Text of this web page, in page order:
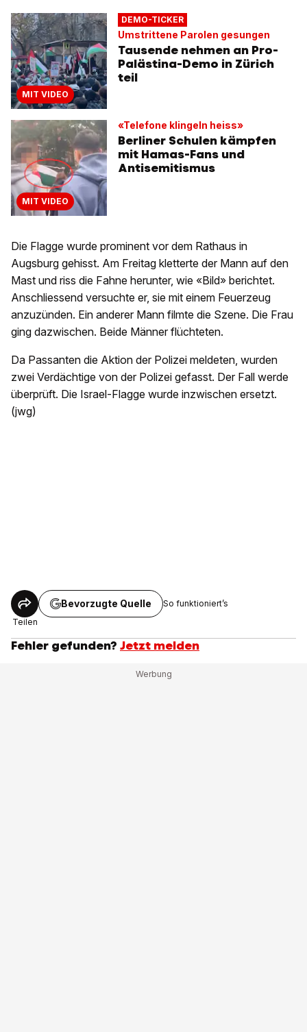
MIT VIDEO
DEMO-TICKER
Umstrittene Parolen gesungen
Tausende nehmen an Pro-
Palästina-Demo in Zürich
teil
MIT VIDEO
«Telefone klingeln heiss»
Berliner Schulen kämpfen
mit Hamas-Fans und
Antisemitismus
Die Flagge wurde prominent vor dem Rathaus in
Augsburg gehisst. Am Freitag kletterte der Mann auf den
Mast und riss die Fahne herunter, wie «Bild» berichtet.
Anschliessend versuchte er, sie mit einem Feuerzeug
anzuzünden. Ein anderer Mann filmte die Szene. Die Frau
ging dazwischen. Beide Männer flüchteten.
Da Passanten die Aktion der Polizei meldeten, wurden
zwei Verdächtige von der Polizei gefasst. Der Fall werde
überprüft. Die Israel-Flagge wurde inzwischen ersetzt.
(jwg)
Teilen
Bevorzugte Quelle So funktioniert’s
Fehler gefunden? Jetzt melden